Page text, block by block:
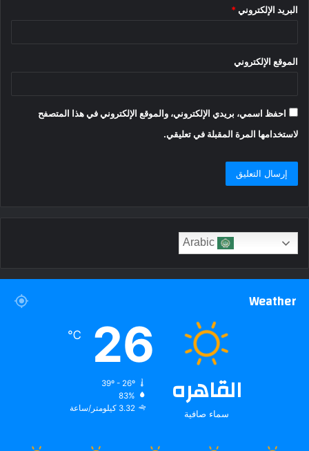
البريد الإلكتروني *
الموقع الإلكتروني
احفظ اسمي، بريدي الإلكتروني، والموقع الإلكتروني في هذا المتصفح
لاستخدامها المرة المقبلة في تعليقي.
Weather
القاهره
سماء صافية
26
℃
39º - 26º
83%
3.32 كيلومتر/ساعة